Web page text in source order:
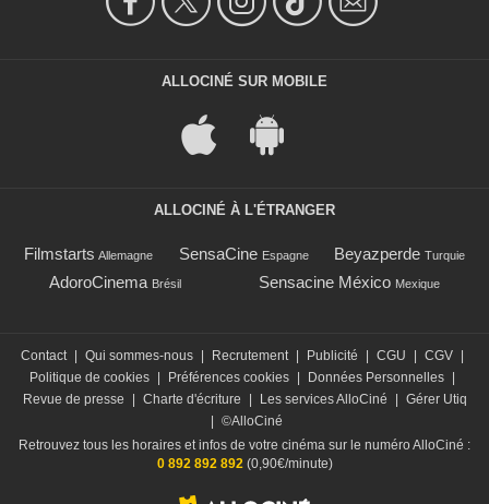
ALLOCINÉ SUR MOBILE
ALLOCINÉ À L'ÉTRANGER
Filmstarts Allemagne SensaCine Espagne Beyazperde Turquie
AdoroCinema Brésil Sensacine México Mexique
Contact Qui sommes-nous Recrutement Publicité CGU CGV
Politique de cookies
Préférences cookies Données Personnelles
Revue de presse
Charte d'écriture Les services AlloCiné
Gérer Utiq
©AlloCiné
Retrouvez tous les horaires et infos de votre cinéma sur le numéro AlloCiné :
0 892 892 892(0,90€/minute)